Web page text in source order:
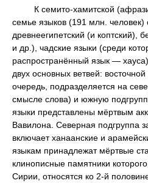
К семито-хамитской
семье языков (191 млн. человек)
древнеегипетский (и коптский),
и др.), чадские языки (среди
распространённый язык —
двух основных ветвей:
очередь, подразделяется на
смысле слова) и южную
языки представлены мёртвым
Вавилона. Северная подгруппа
включает ханаанские и
языкам принадлежат мёртвые
клинописные памятники
Сирии, относятся ко 2-й